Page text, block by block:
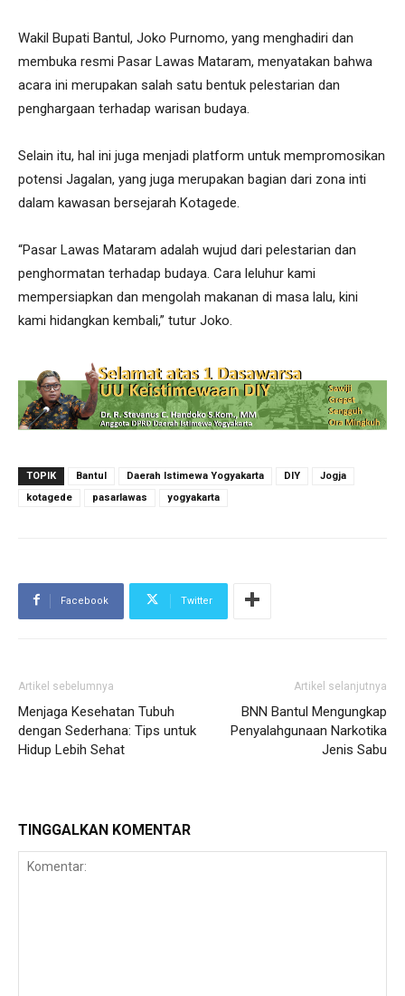
Wakil Bupati Bantul, Joko Purnomo, yang menghadiri dan
membuka resmi Pasar Lawas Mataram, menyatakan bahwa
acara ini merupakan salah satu bentuk pelestarian dan
penghargaan terhadap warisan budaya.
Selain itu, hal ini juga menjadi platform untuk mempromosikan
potensi Jagalan, yang juga merupakan bagian dari zona inti
dalam kawasan bersejarah Kotagede.
“Pasar Lawas Mataram adalah wujud dari pelestarian dan
penghormatan terhadap budaya. Cara leluhur kami
mempersiapkan dan mengolah makanan di masa lalu, kini
kami hidangkan kembali,” tutur Joko.
TOPIK Bantul Daerah Istimewa Yogyakarta DIY
Jogja
kotagede
pasarlawas yogyakarta
Facebook Twitter
Artikel sebelumnya
Menjaga Kesehatan Tubuh
dengan Sederhana: Tips untuk
Hidup Lebih Sehat
Artikel selanjutnya
BNN Bantul Mengungkap
Penyalahgunaan Narkotika
Jenis Sabu
TINGGALKAN KOMENTAR